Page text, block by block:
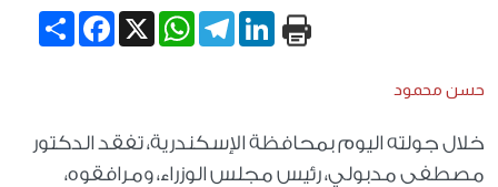
Share
Facebook X
WhatsApp
TelegramLinkedIn
حسن محمود
خلال جولته اليوم بمحافظة الإسكندرية، تفقد الدكتور
مصطفى مدبولي، رئيس مجلس الوزراء، ومرافقوه،